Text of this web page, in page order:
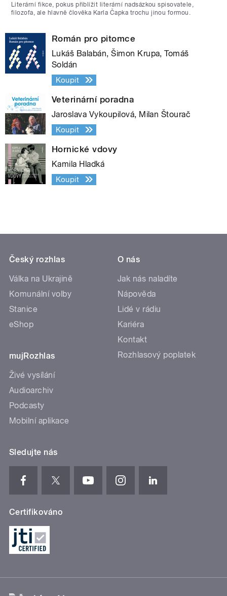
Literární fikce, pokus přiblížit literární nadsázkou spisovatele,
filozofa, ale hlavně člověka Karla Čapka trochu jinou formou.
Román pro pitomce
Lukáš Balabán, Šimon Krupa, Tomáš
Soldán
Koupit
Veterinární poradna
Jaroslava Vykoupilová, Milan Štourač
Koupit
Hornické vdovy
Kamila Hladká
Koupit
Český rozhlas
Válka na Ukrajině
Komunální volby
Stanice
eShop
mujRozhlas
Živé vysílání
Audioarchiv
Podcasty
Mobilní aplikace
O nás
Jak nás naladíte
Nápověda
Lidé v rádiu
Kariéra
Kontakt
Rozhlasový poplatek
Sledujte nás
Certifikováno